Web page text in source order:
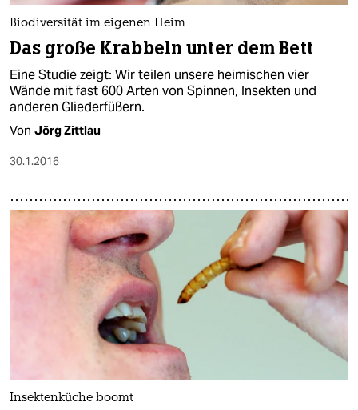
Biodiversität im eigenen Heim
Das große Krabbeln unter dem Bett
Eine Studie zeigt: Wir teilen unsere heimischen vier
Wände mit fast 600 Arten von Spinnen, Insekten und
anderen Gliederfüßern.
Von Jörg Zittlau
30.1.2016
Insektenküche boomt